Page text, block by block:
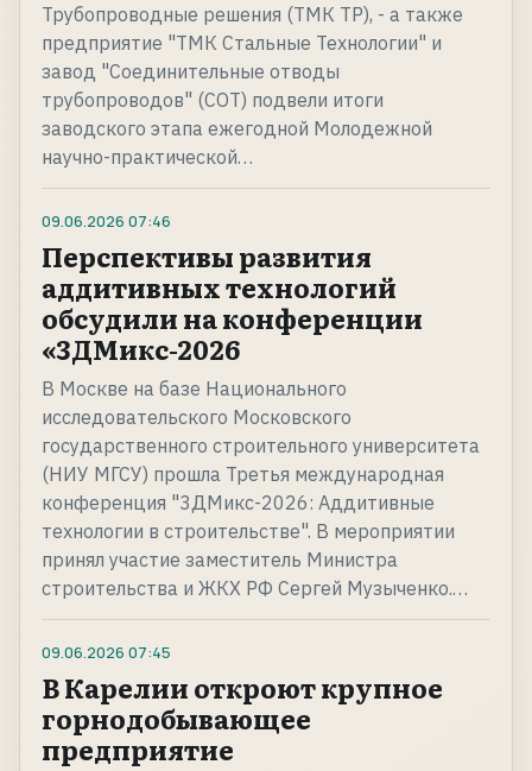
Трубопроводные решения (ТМК ТР), - а также
предприятие "ТМК Стальные Технологии" и
завод "Соединительные отводы
трубопроводов" (СОТ) подвели итоги
заводского этапа ежегодной Молодежной
научно-практической…
09.06.2026 07:46
Перспективы развития
аддитивных технологий
обсудили на конференции
«3ДМикс-2026
В Москве на базе Национального
исследовательского Московского
государственного строительного университета
(НИУ МГСУ) прошла Третья международная
конференция "3ДМикс-2026: Аддитивные
технологии в строительстве". В мероприятии
принял участие заместитель Министра
строительства и ЖКХ РФ Сергей Музыченко.…
09.06.2026 07:45
В Карелии откроют крупное
горнодобывающее
предприятие